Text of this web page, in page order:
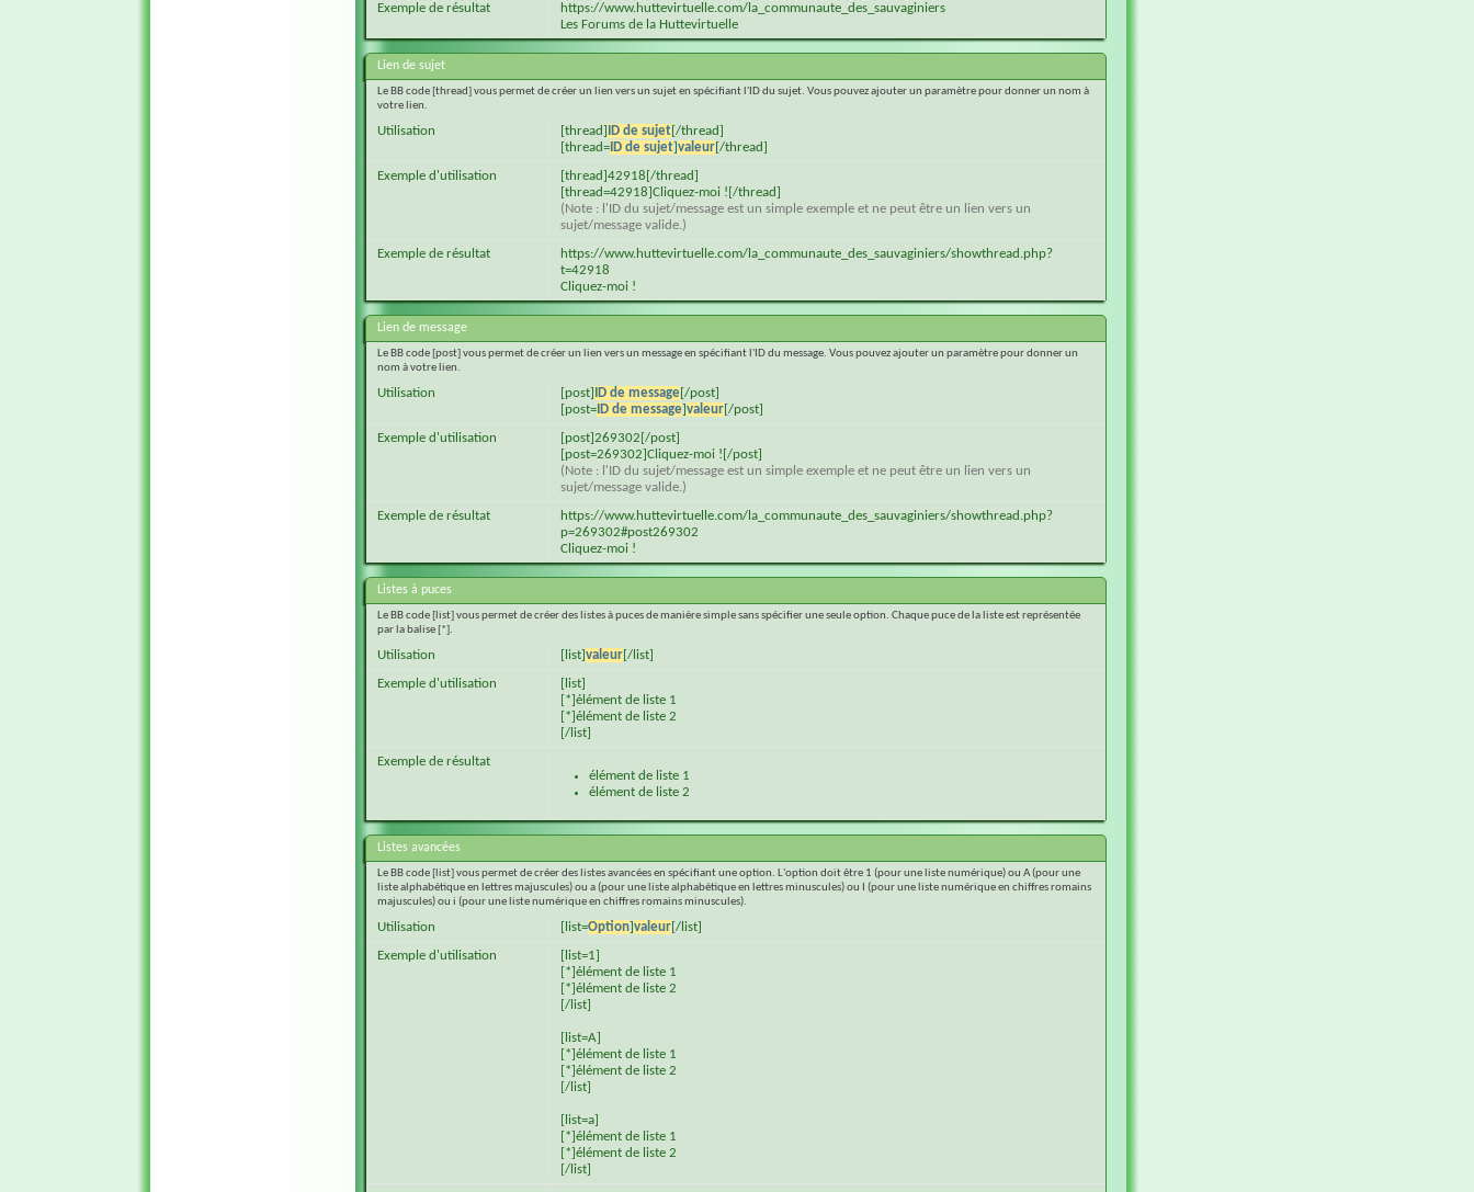
https://www.huttevirtuelle.com/la_communaute_des_sauvaginiers
Les Forums de la Huttevirtuelle
Exemple de résultat
Lien de sujet
Le BB code [thread] vous permet de créer un lien vers un sujet en spécifiant l'ID du sujet. Vous pouvez ajouter un paramètre pour donner un nom à
votre lien.
[thread] ID de sujet[/thread]
[thread=ID de sujet]valeur[/thread]
Utilisation
[thread]42918[/thread]
[thread=42918]Cliquez-moi ![/thread]
(Note : l'ID du sujet/message est un simple exemple et ne peut être un lien vers un
sujet/message valide.)
Exemple d'utilisation
https://www.huttevirtuelle.com/la_communaute_des_sauvaginiers/showthread.php?
t=42918
Cliquez-moi !
Exemple de résultat
Lien de message
Le BB code [post] vous permet de créer un lien vers un message en spécifiant l'ID du message. Vous pouvez ajouter un paramètre pour donner un
nom à votre lien.
[post] ID de message[/post]
[post=ID de message]valeur[/post]
Utilisation
[post]269302[/post]
[post=269302]Cliquez-moi ![/post]
(Note : l'ID du sujet/message est un simple exemple et ne peut être un lien vers un
sujet/message valide.)
Exemple d'utilisation
https://www.huttevirtuelle.com/la_communaute_des_sauvaginiers/showthread.php?
p=269302#post269302
Cliquez-moi !
Exemple de résultat
Listes à puces
Le BB code [list] vous permet de créer des listes à puces de manière simple sans spécifier une seule option. Chaque puce de la liste est représentée
par la balise [*].
[list]valeur[/list]
Utilisation
[list]
[*]élément de liste 1
[*]élément de liste 2
[/list]
Exemple d'utilisation
élément de liste 1
élément de liste 2
Exemple de résultat
Listes avancées
Le BB code [list] vous permet de créer des listes avancées en spécifiant une option. L'option doit être 1 (pour une liste numérique) ou A (pour une
liste alphabétique en lettres majuscules) ou a (pour une liste alphabétique en lettres minuscules) ou I (pour une liste numérique en chiffres romains
majuscules) ou i (pour une liste numérique en chiffres romains minuscules).
[list=Option]valeur[/list]
Utilisation
[list=1]
[*]élément de liste 1
[*]élément de liste 2
[/list]
[list=A]
[*]élément de liste 1
[*]élément de liste 2
[/list]
[list=a]
[*]élément de liste 1
[*]élément de liste 2
[/list]
Exemple d'utilisation